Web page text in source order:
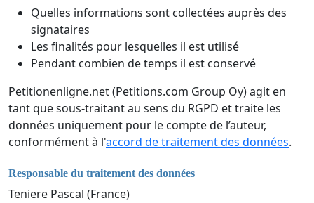
Quelles informations sont collectées auprès des
signataires
Les finalités pour lesquelles il est utilisé
Pendant combien de temps il est conservé
Petitionenligne.net (Petitions.com Group Oy) agit en
tant que sous-traitant au sens du RGPD et traite les
données uniquement pour le compte de l’auteur,
conformément à l'accord de traitement des données.
Responsable du traitement des données
Teniere Pascal (France)